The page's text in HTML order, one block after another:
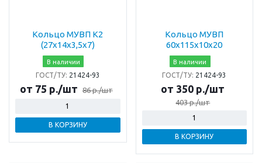
Кольцо МУВП К2
(27х14х3,5х7)
В наличии
ГОСТ/ТУ: 21424-93
от 75 р./шт 86 р./шт
В КОРЗИНУ
Кольцо МУВП
60х115х10х20
В наличии
ГОСТ/ТУ: 21424-93
от 350 р./шт
403 р./шт
В КОРЗИНУ